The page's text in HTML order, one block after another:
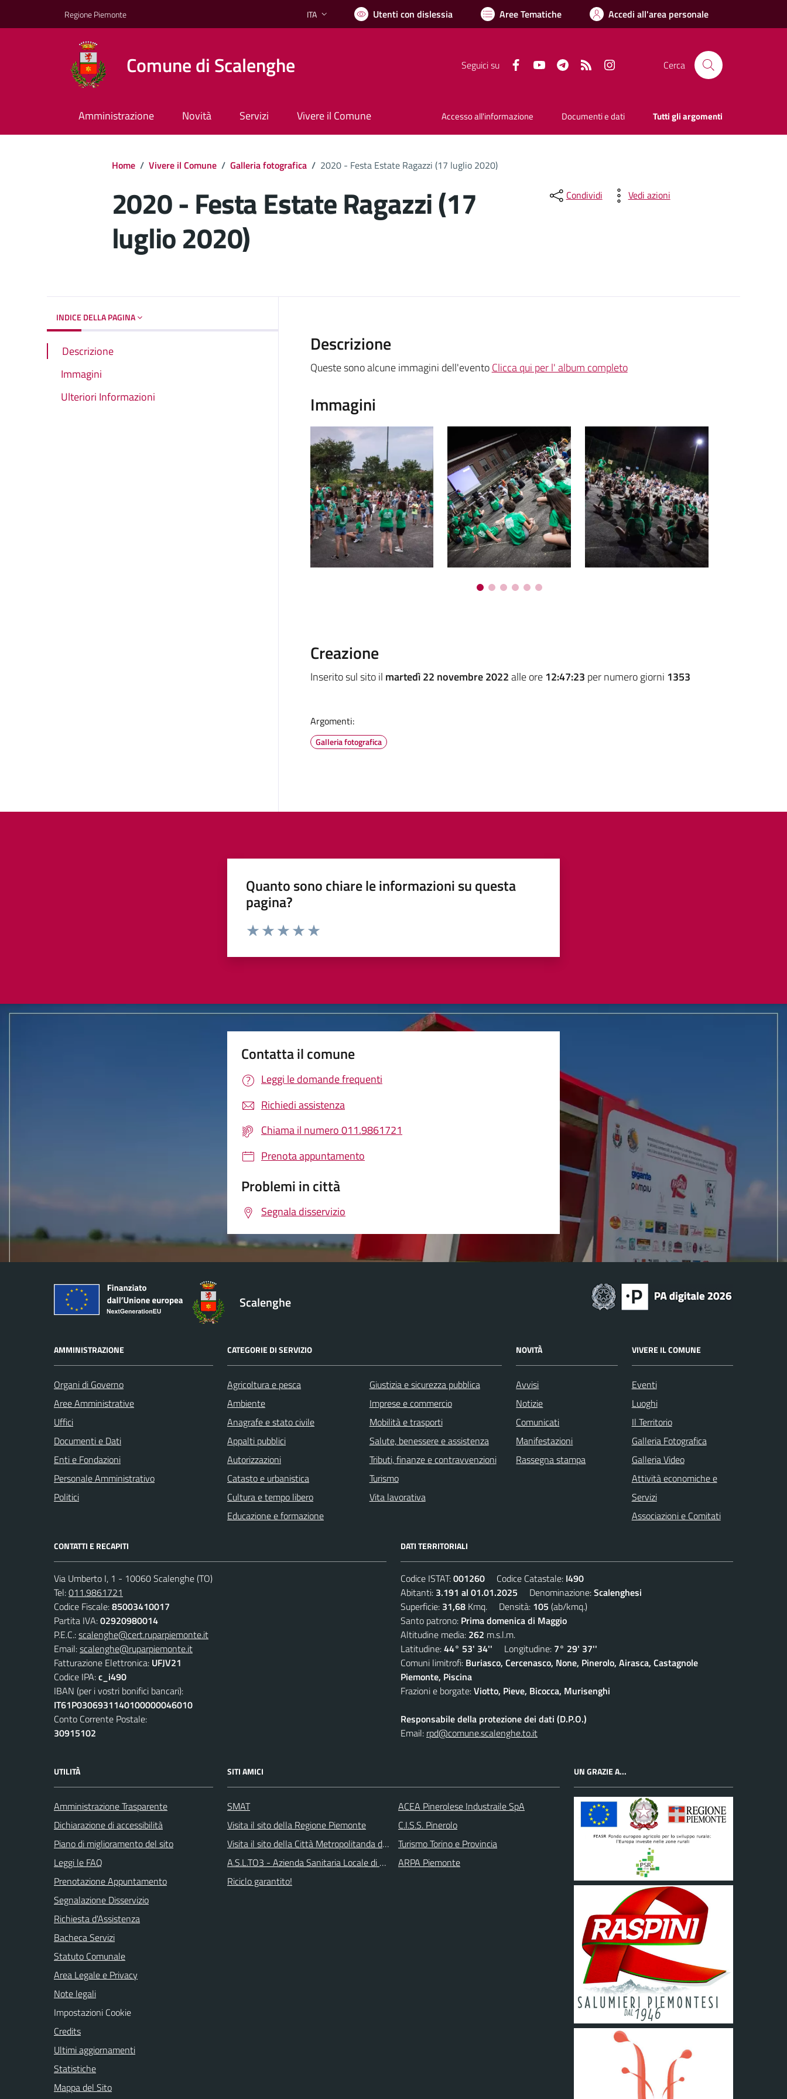
Regione Piemonte Lingua attiva:
ITA Utenti con dislessia Aree Tematiche Accedi all'area personale
Comune di Scalenghe Seguici su FacebookYouTube TelegramRSS Cerca
Amministrazione Novità Servizi Vivere il Comune Accesso all'informazione Documenti e dati Tutti gli argomenti
Home / Vivere il Comune / Galleria fotografica / 2020 - Festa Estate Ragazzi (17 luglio 2020)
2020 - Festa Estate Ragazzi (17
luglio 2020)
Condividi Vedi azioni
INDICE DELLA PAGINA
Descrizione
Immagini
Ulteriori Informazioni
Descrizione
Queste sono alcune immagini dell'eventoClicca qui per l' album completo
Immagini
Creazione
Inserito sul sito il martedì 22 novembre 2022alle ore12:47:23 per numero giorni 1353
Argomenti:
Galleria fotografica
Quanto sono chiare le informazioni su questa
pagina?
Valuta da 1 a 5 stelle la pagina
Contatta il comune
Leggi le domande frequenti
Richiedi assistenza
Chiama il numero 011.9861721
Prenota appuntamento
Problemi in città
Segnala disservizio
Scalenghe
AMMINISTRAZIONE
Organi di Governo
Aree Amministrative
Uffici
Documenti e Dati
Enti e Fondazioni
Personale Amministrativo
Politici
CATEGORIE DI SERVIZIO
Agricoltura e pesca
Ambiente
Anagrafe e stato civile
Appalti pubblici
Autorizzazioni
Catasto e urbanistica
Cultura e tempo libero
Educazione e formazione
Giustizia e sicurezza pubblica
Imprese e commercio
Mobilità e trasporti
Salute, benessere e assistenza
Tributi, finanze e contravvenzioni
Turismo
Vita lavorativa
NOVITÀ
Avvisi
Notizie
Comunicati
Manifestazioni
Rassegna stampa
VIVERE IL COMUNE
Eventi
Luoghi
Il Territorio
Galleria Fotografica
Galleria Video
Attività economiche e
Servizi
Associazioni e Comitati
CONTATTI E RECAPITI
Via Umberto I, 1 - 10060 Scalenghe (TO)
Tel:011.9861721
Codice Fiscale:85003410017
Partita IVA:02920980014
P.E.C.:scalenghe@cert.ruparpiemonte.it
Email:scalenghe@ruparpiemonte.it
Fatturazione Elettronica: UFJV21
Codice IPA:c_i490
IBAN (per i vostri bonifici bancari):
IT61P0306931140100000046010
Conto Corrente Postale:
30915102
DATI TERRITORIALI
Codice ISTAT:001260 Codice Catastale: I490
Abitanti: 3.191 al 01.01.2025 Denominazione:Scalenghesi
Superficie: 31,68 Kmq. Densità: 105 (ab/kmq.)
Santo patrono: Prima domenica di Maggio
Altitudine media: 262 m.s.l.m.
Latitudine:44° 53' 34'' Longitudine: 7° 29' 37''
Comuni limitrofi: Buriasco, Cercenasco, None, Pinerolo, Airasca, Castagnole
Piemonte, Piscina
Frazioni e borgate:Viotto, Pieve, Bicocca, Murisenghi
Responsabile della protezione dei dati (D.P.O.)
Email: rpd@comune.scalenghe.to.it
UTILITÀ
Amministrazione Trasparente
Dichiarazione di accessibilità
Piano di miglioramento del sito
Leggi le FAQ
Prenotazione Appuntamento
Segnalazione Disservizio
Richiesta d'Assistenza
Bacheca Servizi
Statuto Comunale
Area Legale e Privacy
Note legali
Impostazioni Cookie
Credits
Ultimi aggiornamenti
Statistiche
Mappa del Sito
SITI AMICI
SMAT
Visita il sito della Regione Piemonte
Visita il sito della Città Metropolitanda di Torino
A.S.L.TO3 - Azienda Sanitaria Locale di Collegno e Pinerolo
Riciclo garantito!
ACEA Pinerolese Industraile SpA
C.I.S.S. Pinerolo
Turismo Torino e Provincia
ARPA Piemonte
UN GRAZIE A...